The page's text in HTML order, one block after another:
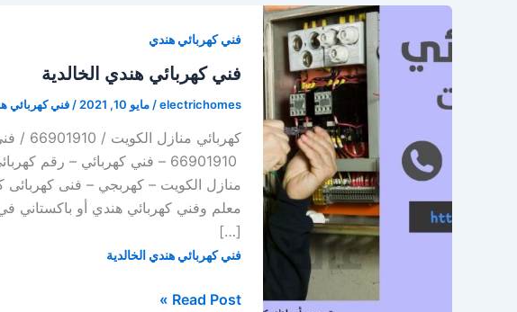
فني كهربائي هندي
فني كهربائي هندي الخالدية
electrichomes
/ مايو 10, 2021 / فني كهربائي
66901910 – فني كهربائي – رقم
منازل الكويت – كهربجي – فنى
معلم وفني كهربائي هندي أو باكستاني
[…]
فني كهربائي هندي الخالدية
فني
Read Post »